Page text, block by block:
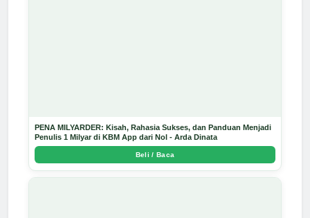
PENA MILYARDER: Kisah, Rahasia Sukses, dan Panduan Menjadi
Penulis 1 Milyar di KBM App dari Nol - Arda Dinata
Beli / Baca